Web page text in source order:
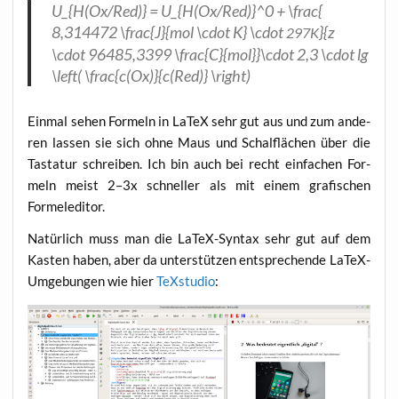
U_{H(Ox/Red)} = U_{H(Ox/Red)}^0 + \frac{
8,314472 \frac{J}{mol \cdot K} \cdot297K}{z
\cdot 96485,3399 \frac{C}{mol}}\cdot 2,3 \cdot lg
\left( \frac{c(Ox)}{c(Red)} \right)
Ein­mal sehen For­meln in LaTeX sehr gut aus und zum ande­
ren las­sen sie sich ohne Maus und Schal­flä­chen über die
Tas­ta­tur schrei­ben. Ich bin auch bei recht ein­fa­chen For­
meln meist 2–3x schnel­ler als mit einem gra­fi­schen
Formeleditor.
Natür­lich muss man die LaTeX-Syn­tax sehr gut auf dem
Kas­ten haben, aber da unter­stüt­zen ent­spre­chen­de LaTeX-
Umge­bun­gen wie hierTeX­stu­dio: